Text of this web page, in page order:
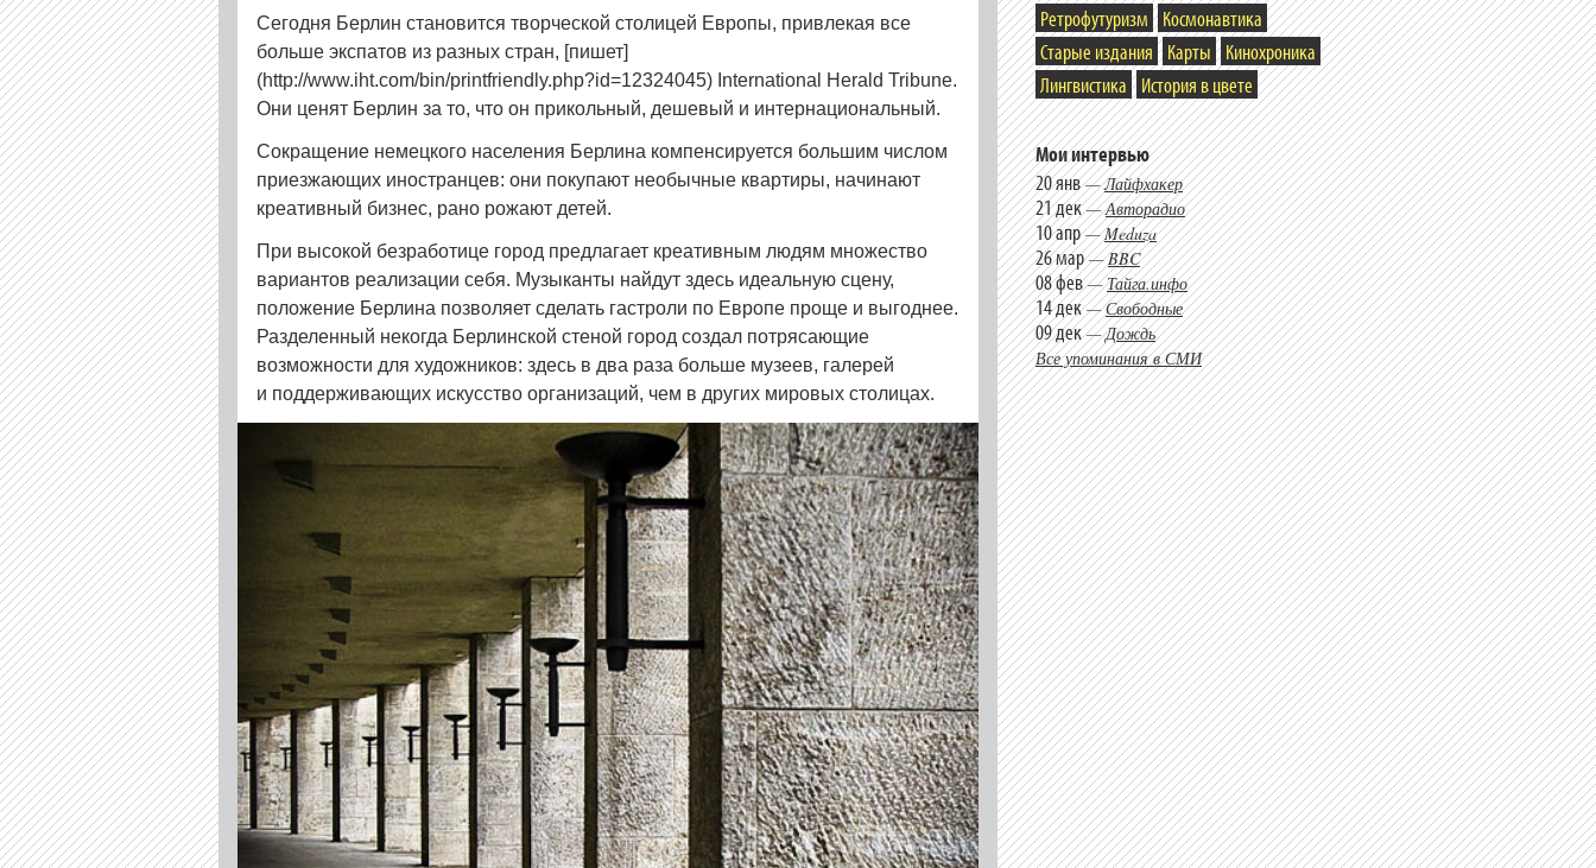
Сегодня Берлин становится творческой столицей Европы, привлекая все
больше экспатов из разных стран, [пишет]
(http://www.iht.com/bin/printfriendly.php?id=12324045) International Herald Tribune.
Они ценят Берлин за то, что он прикольный, дешевый и интернациональный.
Сокращение немецкого населения Берлина компенсируется большим числом
приезжающих иностранцев: они покупают необычные квартиры, начинают
креативный бизнес, рано рожают детей.
При высокой безработице город предлагает креативным людям множество
вариантов реализации себя. Музыканты найдут здесь идеальную сцену,
положение Берлина позволяет сделать гастроли по Европе проще и выгоднее.
Разделенный некогда Берлинской стеной город создал потрясающие
возможности для художников: здесь в два раза больше музеев, галерей
и поддерживающих искусство организаций, чем в других мировых столицах.
Ретрофутуризм
Космонавтика
Старые издания
Карты
Кинохроника
Лингвистика
История в цвете
Мои интервью
20 янв—Лайфхакер
21 дек—Авторадио
10 апр—Meduza
26 мар—BBC
08 фев—Тайга.инфо
14 дек—Свободные
09 дек—Дождь
Все упоминания в СМИ